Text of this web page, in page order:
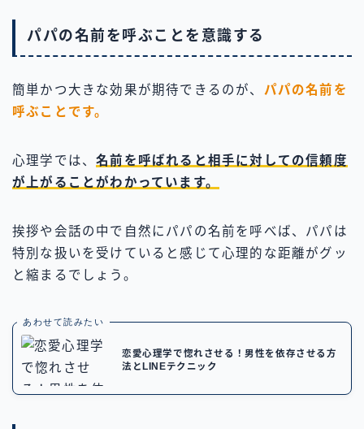
パパの名前を呼ぶことを意識する
簡単かつ大きな効果が期待できるのが、 パパの名前を
呼ぶことです。
心理学では、名前を呼ばれると相手に対しての信頼度
が上がることがわかっています。
挨拶や会話の中で自然にパパの名前を呼べば、パパは
特別な扱いを受けていると感じて心理的な距離がグッ
と縮まるでしょう。
あわせて読みたい
恋愛心理学で惚れさせる！男性を依存させる方
法とLINEテクニック